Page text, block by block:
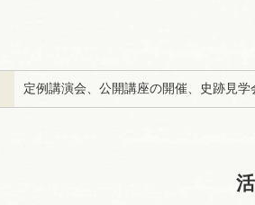
定例講演会、公開講座の開催、史跡見